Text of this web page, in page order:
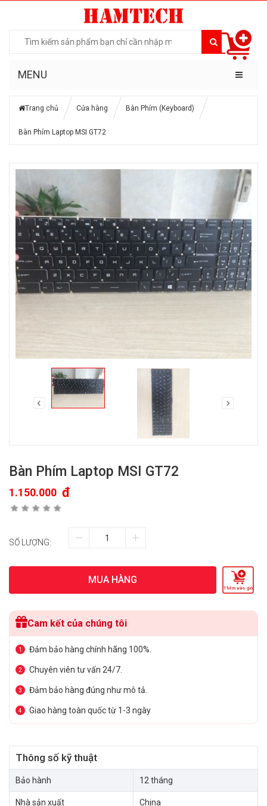
MENU
Trang chủ Cửa hàng Bàn Phím (Keyboard)
Bàn Phím Laptop MSI GT72
Bàn Phím Laptop MSI GT72
1.150.000 đ
SỐ LƯỢNG:
MUA HÀNG
Thêm vào giỏ
Cam kết của chúng tôi
1 Đảm bảo hàng chính hãng 100%.
2 Chuyên viên tư vấn 24/7.
3 Đảm bảo hàng đúng như mô tả.
4 Giao hàng toàn quốc từ 1-3 ngày
Thông số kỹ thuật
Bảo hành 12 tháng
Nhà sản xuất China